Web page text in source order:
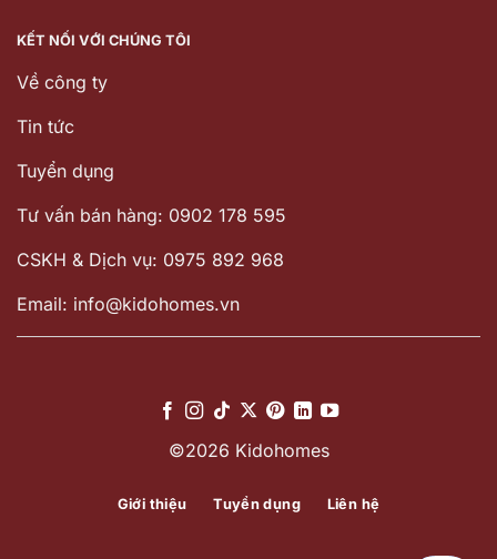
KẾT NỐI VỚI CHÚNG TÔI
Về công ty
Tin tức
Tuyển dụng
Tư vấn bán hàng: 0902 178 595
CSKH & Dịch vụ: 0975 892 968
Email: info@kidohomes.vn
©2026 Kidohomes
Giới thiệu Tuyển dụng Liên hệ